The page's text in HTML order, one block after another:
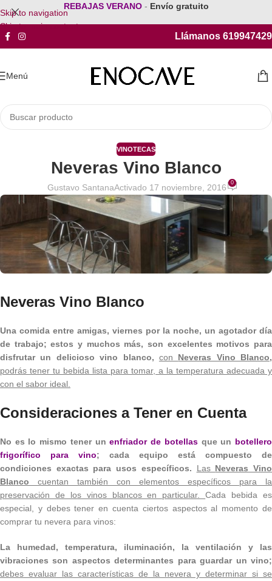
Skip to navigation
Skip to main content
REBAJAS VERANO - Envío gratuito
Llámanos 619947429
Menú
VINOTECAS
Neveras Vino Blanco
Gustavo SantanaActivado 17 noviembre, 2016 0
Neveras Vino Blanco
Una comida entre amigas, viernes por la noche, un agotador día
de trabajo; estos y muchos más, son excelentes motivos para
disfrutar un delicioso vino blanco, con Neveras Vino Blanco,
podrás tener tu bebida lista para tomar, a la temperatura adecuada y
con el sabor ideal.
Consideraciones a Tener en Cuenta
No es lo mismo tener unenfriador de botellasque un botellero
frigorífico para vino; cada equipo está compuesto de
condiciones exactas para usos específicos.
Las Neveras Vino
Blanco cuentan también con elementos específicos para la
preservación de los vinos blancos en particular.Cada bebida es
especial, y debes tener en cuenta ciertos aspectos al momento de
comprar tu nevera para vinos:
La humedad, temperatura, iluminación, la ventilación y las
vibraciones son aspectos determinantes para guardar un vino;
debes evaluar las características de la nevera y determinar si se